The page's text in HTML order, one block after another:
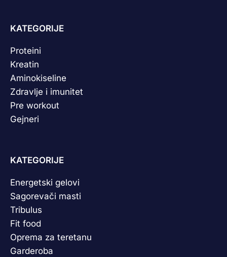
KATEGORIJE
Proteini
Kreatin
Aminokiseline
Zdravlje i imunitet
Pre workout
Gejneri
KATEGORIJE
Energetski gelovi
Sagorevači masti
Tribulus
Fit food
Oprema za teretanu
Garderoba